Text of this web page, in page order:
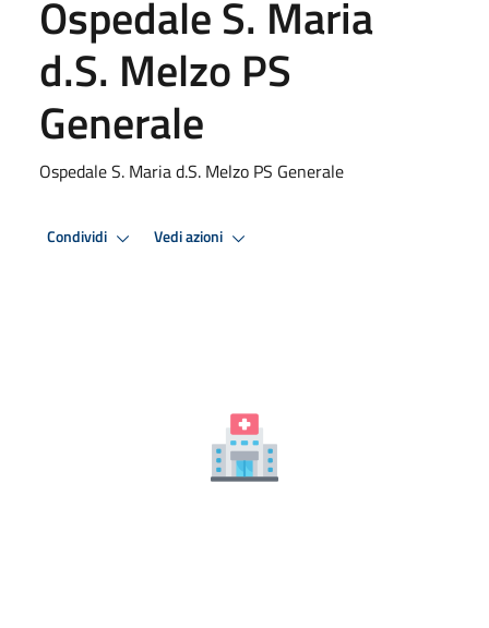
Ospedale S. Maria
d.S. Melzo PS
Generale
Ospedale S. Maria d.S. Melzo PS Generale
Condividi Vedi azioni